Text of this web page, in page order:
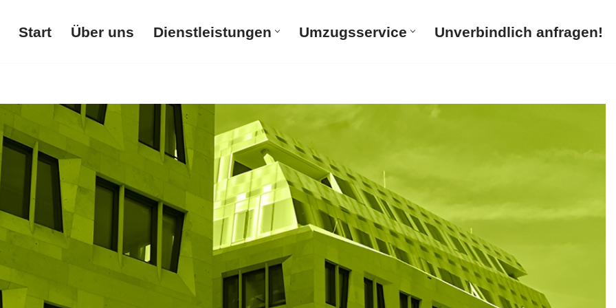
Start Über uns Dienstleistungen Umzugsservice Unverbindlich anfragen!